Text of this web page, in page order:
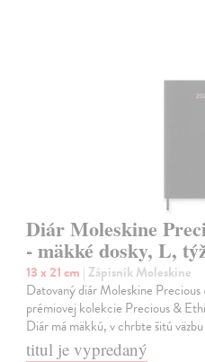
Diár Moleskine
- mäkké dosky, L,
13 x 21 cm | Zápisník Moleskine
Datovaný diár Moleskine
prémiovej kolekcie Precious &
Diár má mäkkú, v chrbte šitú
titul je vypredaný